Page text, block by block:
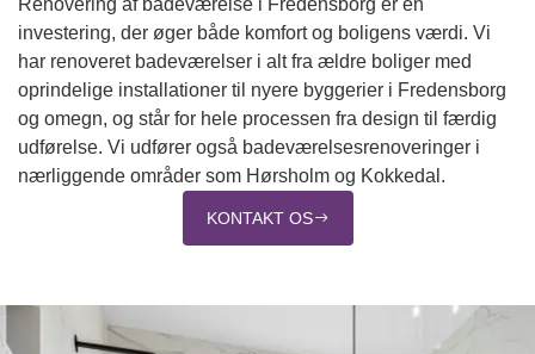
Renovering af badeværelse i Fredensborg er en
investering, der øger både komfort og boligens værdi. Vi
har renoveret badeværelser i alt fra ældre boliger med
oprindelige installationer til nyere byggerier i Fredensborg
og omegn, og står for hele processen fra design til færdig
udførelse. Vi udfører også badeværelsesrenoveringer i
nærliggende områder som Hørsholm og Kokkedal.
KONTAKT OS